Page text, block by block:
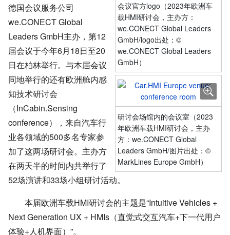
会议官方logo（2023年欧洲车
载HMI研讨会，主办方：
we.CONECT Global Leaders
GmbH/logo出处：©
we.CONECT Global Leaders
GmbH）
研讨会场馆内的会议室（2023
年欧洲车载HMI研讨会，主办
方： we.CONECT Global
Leaders GmbH/图片出处：©
MarkLines Europe GmbH）
德国会议服务公司
we.CONECT Global
Leaders GmbH主办，第12
届会议于今年6月18日至20
日在柏林举行。与本届会议
同地举行的还有欧洲舱内感
知技术研讨会
（InCabin.Sensing
conference），来自汽车行
业各领域的500多名专家参
加了这两场研讨会。主办方
在两天半的时间内共举行了
52场演讲和33场小组研讨活动。
本届欧洲车载HMI研讨会的主题是“Intuitive Vehicles +
Next Generation UX + HMIs（直觉式交互汽车+下一代用户
体验+人机界面）”。